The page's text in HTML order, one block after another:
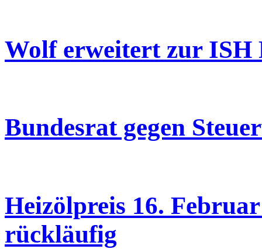
Wolf erweitert zur ISH
Bundesrat gegen
Heizölpreis 16.
rückläufig